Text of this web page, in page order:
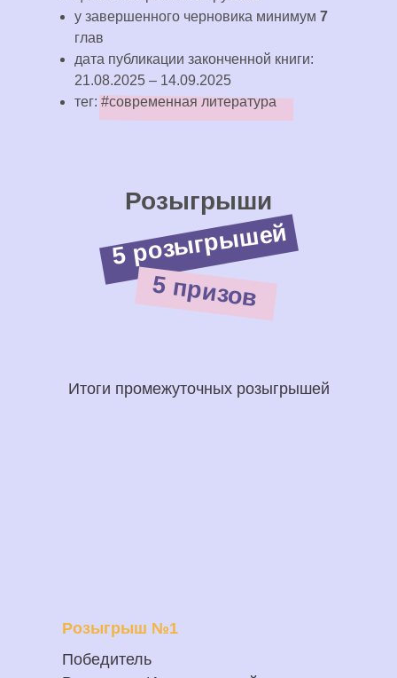
у завершенного черновика минимум 7
глав
дата публикации законченной книги:
21.08.2025 – 14.09.2025
тег: #современная литература
Розыгрыши
5 розыгрышей
5 призов
Итоги промежуточных розыгрышей
Розыгрыш №1
Победитель